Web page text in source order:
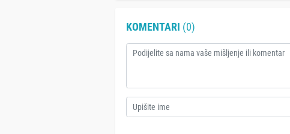
KOMENTARI (0)